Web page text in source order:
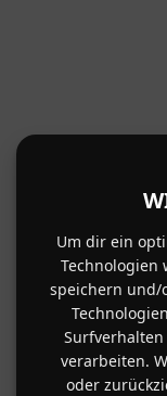
Um dir ein
Technologien
speichern und/
verarbeiten.
oder